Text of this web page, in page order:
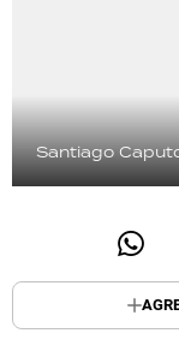
Santiago